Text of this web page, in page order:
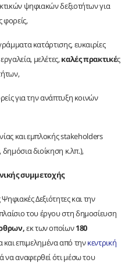
ψηφιακών δεξιοτήτων για
φορείς,
κατάρτισης, ευκαιρίες
μελέτες,καλές πρακτικές
για την ανάπτυξη κοινών
και εμπλοκής stakeholders
δημόσια διοίκηση κ.λπ.),
συμμετοχής
Δεξιότητες και την
του έργου στη δημοσίευση
εκ των οποίων180
επιμελημένα από τηνκεντρική
να αναφερθεί ότι μέσω του